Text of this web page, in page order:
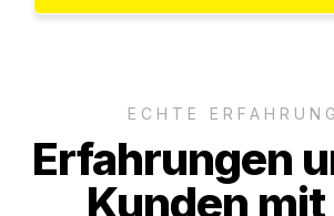
ECHTE
Erfahrungen
Kunden